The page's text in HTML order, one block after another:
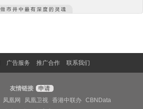
广告服务 推广合作 联系我们
友情链接 申请
凤凰网 凤凰卫视 香港中联办
CBNData